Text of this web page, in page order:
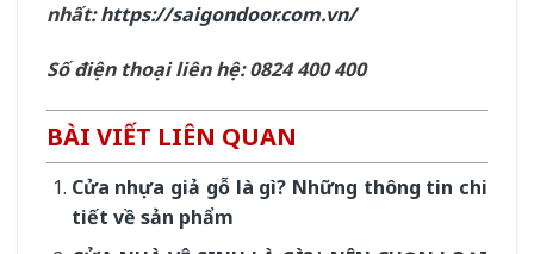
nhất:https://saigondoor.com.vn/
Số điện thoại liên hệ: 0824 400 400
BÀI VIẾT LIÊN QUAN
Cửa nhựa giả gỗ là gì? Những thông tin chi
tiết về sản phẩm